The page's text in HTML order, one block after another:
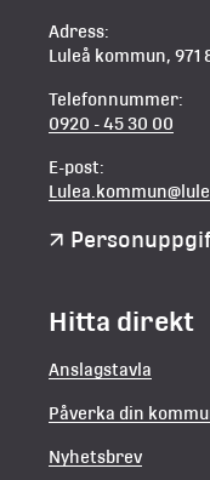
Adress:
Luleå kommun, 971
Telefonnummer:
0920 - 45 30 00
E-post:
Hitta direkt
Anslagstavla
Påverka din
Nyhetsbrev